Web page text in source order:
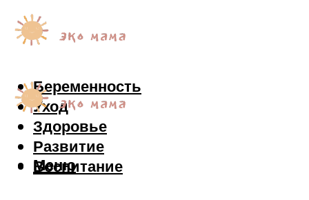
Беременность
Уход
Здоровье
Развитие
Воспитание
Меню